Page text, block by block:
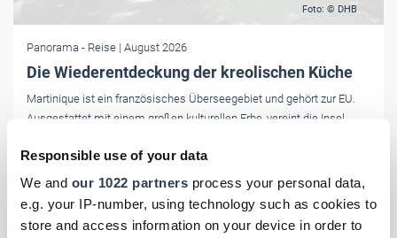
Responsible use of your data
We and our 1022 partners process your personal data,
e.g. your IP-number, using technology such as cookies to
store and access information on your device in order to
Foto: © DHB
Panorama - Reise | August 2026
Die Wiederentdeckung der kreolischen Küche
Martinique ist ein französisches Überseegebiet und gehört zur EU.
Ausgestattet mit einem großen kulturellen Erbe, vereint die Insel
Plus: Für die Einreise reicht der Personalausweis. Bezahlt wird in
Euro.